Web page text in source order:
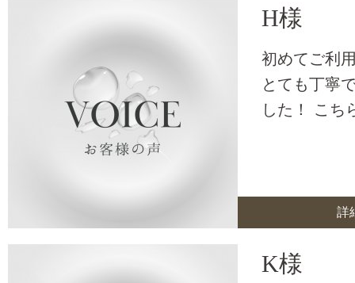
H様
初めてご利
とても丁寧
した！ こち
詳
K様